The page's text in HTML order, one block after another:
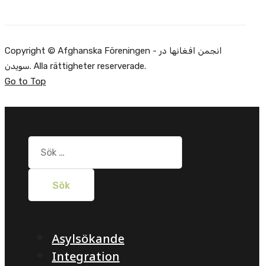
Copyright © Afghanska Föreningen - انجمن افغانها در
سویدن. Alla rättigheter reserverade.
Go to Top
Sök
efter:
Asylsökande
Integration